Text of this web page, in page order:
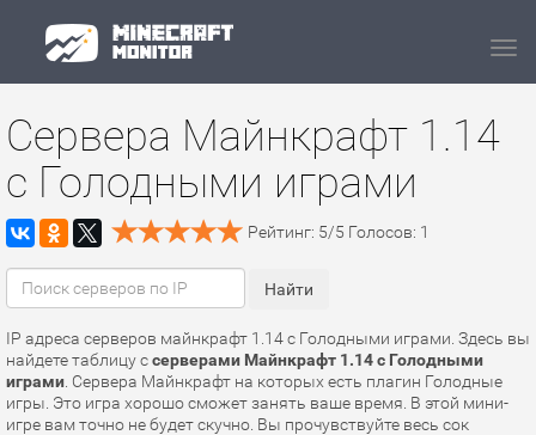
Сервера Майнкрафт 1.14
с Голодными играми
Рейтинг: 5/5 Голосов: 1
IP адреса серверов майнкрафт 1.14 с Голодными играми. Здесь вы
найдете таблицу ссерверами Майнкрафт 1.14 с Голодными
играми . Сервера Майнкрафт на которых есть плагин Голодные
игры. Это игра хорошо сможет занять ваше время. В этой мини-
игре вам точно не будет скучно. Вы прочувствуйте весь сок